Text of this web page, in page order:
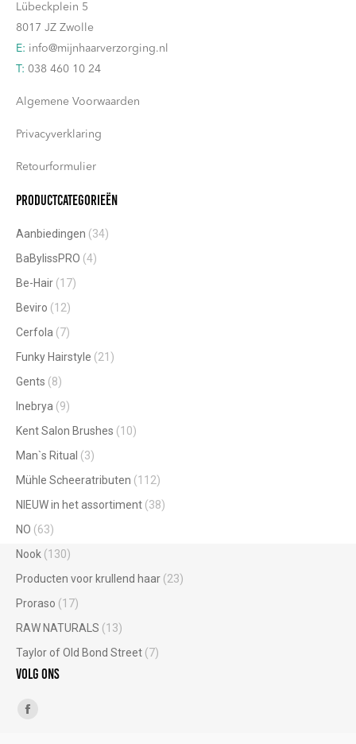
Lübeckplein 5
8017 JZ Zwolle
E: info@mijnhaarverzorging.nl
T: 038 460 10 24
Algemene Voorwaarden
Privacyverklaring
Retourformulier
Productcategorieën
Aanbiedingen (34)
BaBylissPRO (4)
Be-Hair (17)
Beviro (12)
Cerfola (7)
Funky Hairstyle (21)
Gents (8)
Inebrya (9)
Kent Salon Brushes (10)
Man`s Ritual (3)
Mühle Scheeratributen (112)
NIEUW in het assortiment (38)
NO (63)
Nook (130)
Producten voor krullend haar (23)
Proraso (17)
RAW NATURALS (13)
Taylor of Old Bond Street (7)
Volg ons
Vind ons op:
Facebook